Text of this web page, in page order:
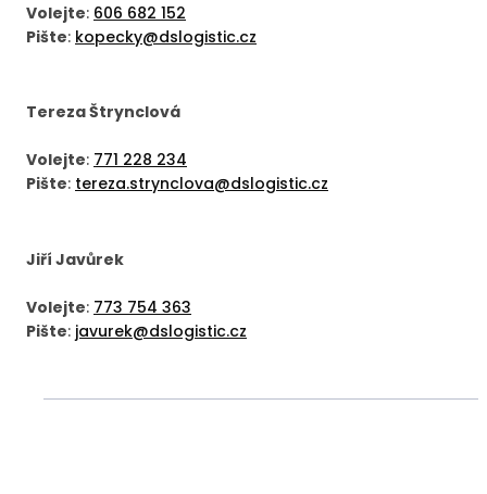
Volejte: 606 682 152
Pište: kopecky@dslogistic.cz
Tereza Štrynclová
Volejte: 771 228 234
Pište: tereza.strynclova@dslogistic.cz
Jiří Javůrek
Volejte: 773 754 363
Pište: javurek@dslogistic.cz